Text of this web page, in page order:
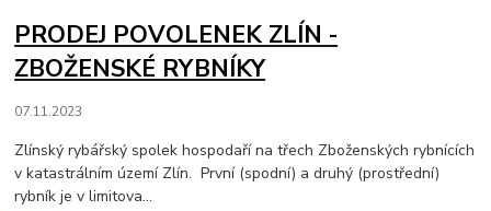
PRODEJ POVOLENEK ZLÍN -
ZBOŽENSKÉ RYBNÍKY
07.11.2023
Zlínský rybářský spolek hospodaří na třech Zboženských rybnících
v katastrálním území Zlín. První (spodní) a druhý (prostřední)
rybník je v limitova...